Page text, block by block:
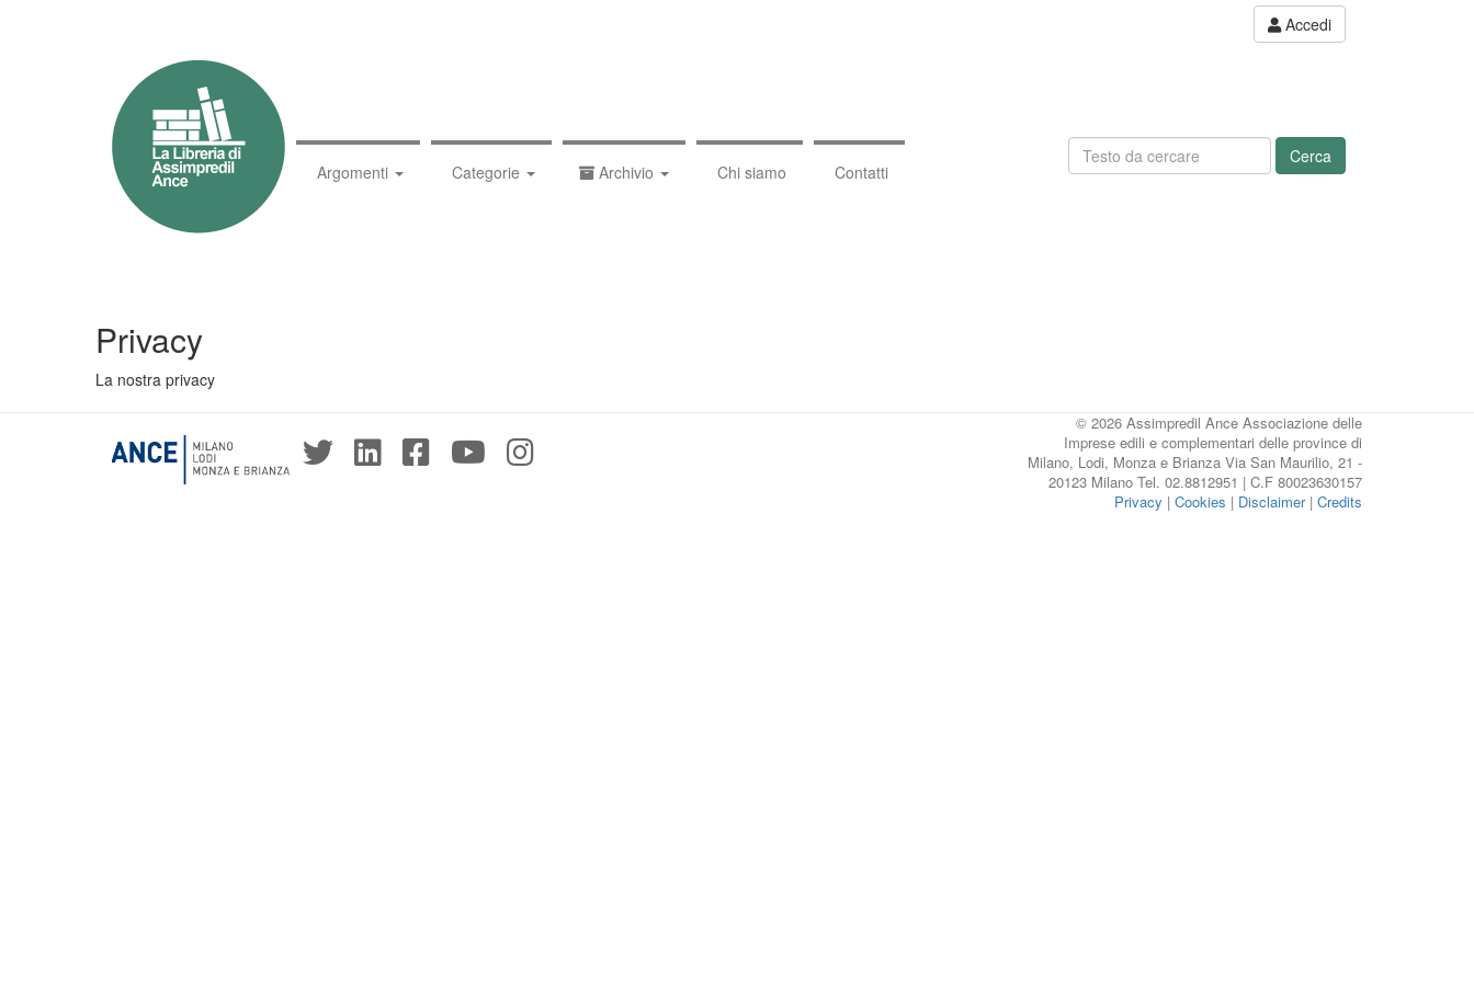
Accedi
Argomenti Categorie Archivio Chi siamo Contatti
Cerca
Privacy
La nostra privacy
© 2026 Assimpredil Ance Associazione delle
Imprese edili e complementari delle province di
Milano, Lodi, Monza e Brianza Via San Maurilio, 21 -
20123 Milano Tel. 02.8812951 | C.F 80023630157
Privacy | Cookies | Disclaimer| Credits